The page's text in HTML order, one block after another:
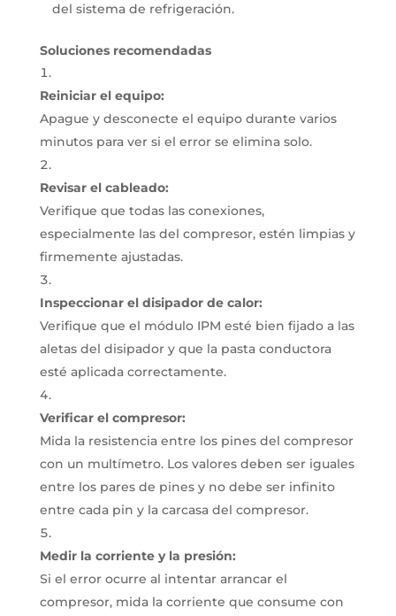
del sistema de refrigeración.
Soluciones recomendadas
Reiniciar el equipo:
Apague y desconecte el equipo durante varios
minutos para ver si el error se elimina solo.
Revisar el cableado:
Verifique que todas las conexiones,
especialmente las del compresor, estén limpias y
firmemente ajustadas.
Inspeccionar el disipador de calor:
Verifique que el módulo IPM esté bien fijado a las
aletas del disipador y que la pasta conductora
esté aplicada correctamente.
Verificar el compresor:
Mida la resistencia entre los pines del compresor
con un multímetro. Los valores deben ser iguales
entre los pares de pines y no debe ser infinito
entre cada pin y la carcasa del compresor.
Medir la corriente y la presión:
Si el error ocurre al intentar arrancar el
compresor, mida la corriente que consume con